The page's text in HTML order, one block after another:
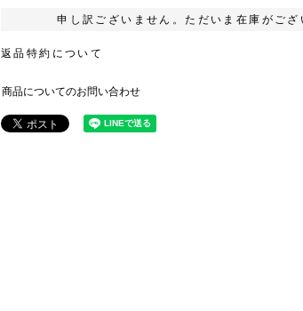
申し訳ございません。ただいま在庫がござ
返品特約について
商品についてのお問い合わせ